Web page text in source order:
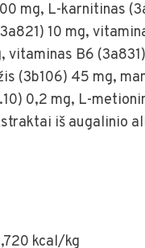
mg, L-karnitinas
10 mg,
vitaminas B6
(3b106) 45 mg,
0,2 mg, L-
iš augalinio
kcal/kg